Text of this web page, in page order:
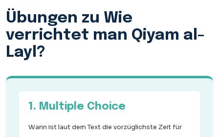
Übungen zu Wie
verrichtet man Qiyam al-
Layl?
1. Multiple Choice
Wann ist laut dem Text die vorzüglichste Zeit für